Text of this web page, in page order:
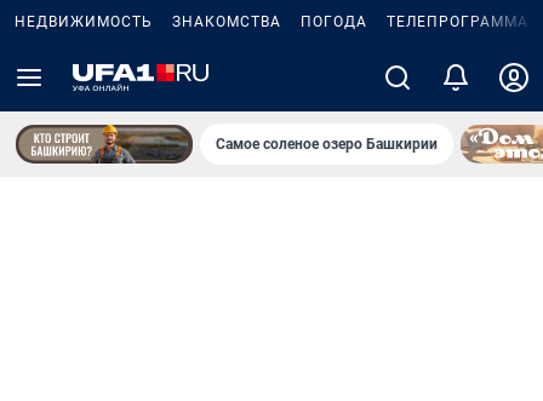
НЕДВИЖИМОСТЬ ЗНАКОМСТВА ПОГОДА ТЕЛЕПРОГРАММА
Самое соленое озеро Башкирии